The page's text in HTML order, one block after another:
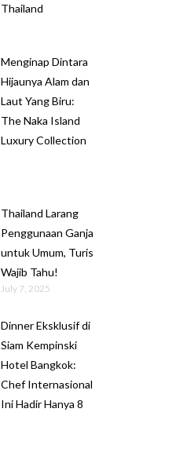
Thailand
Menginap Dintara
Hijaunya Alam dan
Laut Yang Biru:
The Naka Island
Luxury Collection
Thailand Larang
Penggunaan Ganja
untuk Umum, Turis
Wajib Tahu!
July 7, 2025
Dinner Eksklusif di
Siam Kempinski
Hotel Bangkok:
Chef Internasional
Ini Hadir Hanya 8